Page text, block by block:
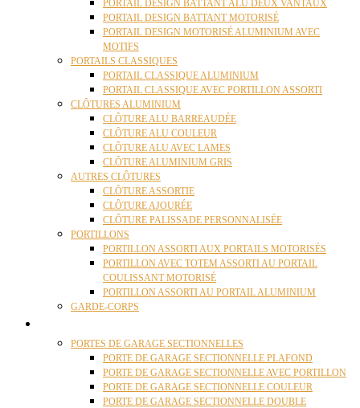
PORTAIL DESIGN BATTANT ALU DEUX VANTAUX
PORTAIL DESIGN BATTANT MOTORISÉ
PORTAIL DESIGN MOTORISÉ ALUMINIUM AVEC
MOTIFS
PORTAILS CLASSIQUES
PORTAIL CLASSIQUE ALUMINIUM
PORTAIL CLASSIQUE AVEC PORTILLON ASSORTI
CLÔTURES ALUMINIUM
CLÔTURE ALU BARREAUDÉE
CLÔTURE ALU COULEUR
CLÔTURE ALU AVEC LAMES
CLÔTURE ALUMINIUM GRIS
AUTRES CLÔTURES
CLÔTURE ASSORTIE
CLÔTURE AJOURÉE
CLÔTURE PALISSADE PERSONNALISÉE
PORTILLONS
PORTILLON ASSORTI AUX PORTAILS MOTORISÉS
PORTILLON AVEC TOTEM ASSORTI AU PORTAIL
COULISSANT MOTORISÉ
PORTILLON ASSORTI AU PORTAIL ALUMINIUM
GARDE-CORPS
PORTES DE GARAGE SECTIONNELLES
PORTE DE GARAGE SECTIONNELLE PLAFOND
PORTE DE GARAGE SECTIONNELLE AVEC PORTILLON
PORTE DE GARAGE SECTIONNELLE COULEUR
PORTE DE GARAGE SECTIONNELLE DOUBLE